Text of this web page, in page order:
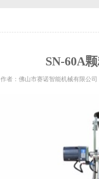
SN-60A
作者：佛山市赛诺智能机械有限公司